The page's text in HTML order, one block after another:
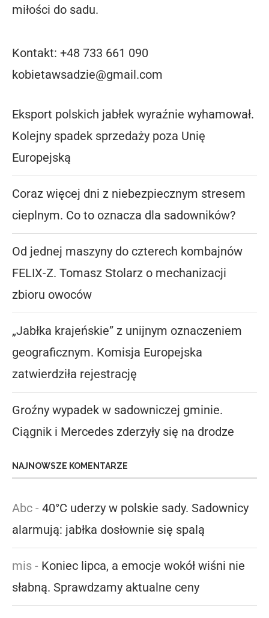
miłości do sadu.
Kontakt: +48 733 661 090
kobietawsadzie@gmail.com
Eksport polskich jabłek wyraźnie wyhamował.
Kolejny spadek sprzedaży poza Unię
Europejską
Coraz więcej dni z niebezpiecznym stresem
cieplnym. Co to oznacza dla sadowników?
Od jednej maszyny do czterech kombajnów
FELIX-Z. Tomasz Stolarz o mechanizacji
zbioru owoców
„Jabłka krajeńskie” z unijnym oznaczeniem
geograficznym. Komisja Europejska
zatwierdziła rejestrację
Groźny wypadek w sadowniczej gminie.
Ciągnik i Mercedes zderzyły się na drodze
NAJNOWSZE KOMENTARZE
Abc - 40°C uderzy w polskie sady. Sadownicy
alarmują: jabłka dosłownie się spalą
mis - Koniec lipca, a emocje wokół wiśni nie
słabną. Sprawdzamy aktualne ceny